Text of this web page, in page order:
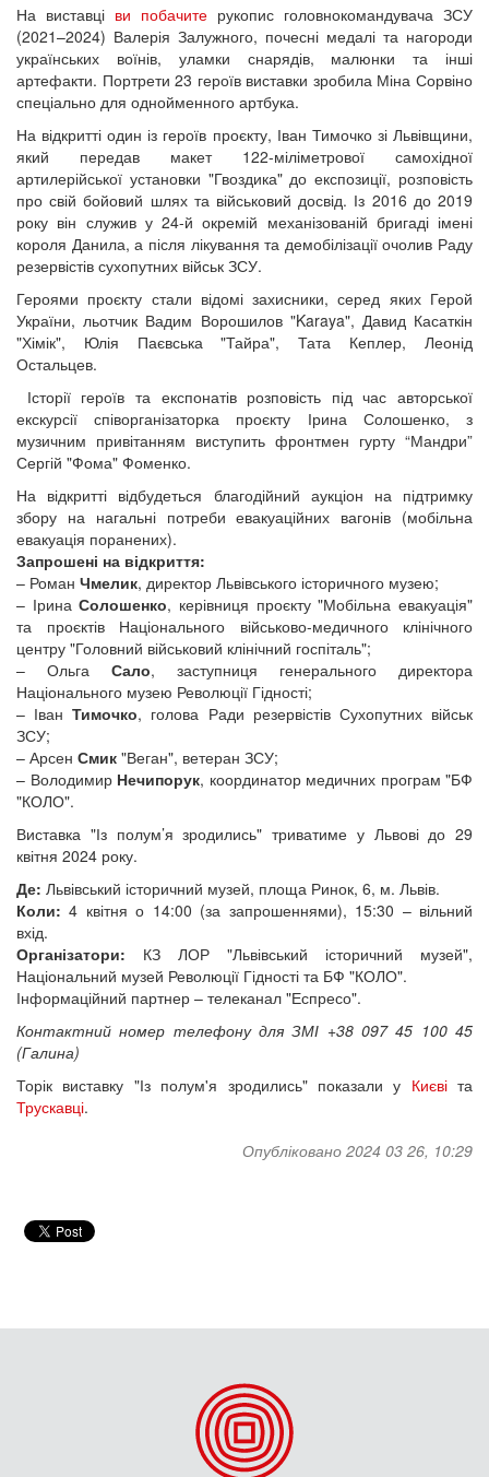
На виставці ви побачите рукопис головнокомандувача ЗСУ
(2021–2024) Валерія Залужного, почесні медалі та нагороди
українських воїнів, уламки снарядів, малюнки та інші
артефакти. Портрети 23 героїв виставки зробила Міна Сорвіно
спеціально для однойменного артбука.
На відкритті один із героїв проєкту, Іван Тимочко зі Львівщини,
який передав макет 122-міліметрової самохідної
артилерійської установки "Гвоздика" до експозиції, розповість
про свій бойовий шлях та військовий досвід. Із 2016 до 2019
року він служив у 24-й окремій механізованій бригаді імені
короля Данила, а після лікування та демобілізації очолив Раду
резервістів сухопутних військ ЗСУ.
Героями проєкту стали відомі захисники, серед яких Герой
України, льотчик Вадим Ворошилов "Karaya", Давид Касаткін
"Хімік", Юлія Паєвська "Тайра", Тата Кеплер, Леонід
Остальцев.
Історії героїв та експонатів розповість під час авторської
екскурсії співорганізаторка проєкту Ірина Солошенко, з
музичним привітанням виступить фронтмен гурту “Мандри”
Сергій "Фома" Фоменко.
На відкритті відбудеться благодійний аукціон на підтримку
збору на нагальні потреби евакуаційних вагонів (мобільна
евакуація поранених).
Запрошені на відкриття:
– Роман Чмелик, директор Львівського історичного музею;
– ІринаСолошенко, керівниця проєкту "Мобільна евакуація"
та проєктів Національного військово-медичного клінічного
центру "Головний військовий клінічний госпіталь";
– Ольга Сало, заступниця генерального директора
Національного музею Революції Гідності;
– ІванТимочко, голова Ради резервістів Сухопутних військ
ЗСУ;
– Арсен Смик "Веган", ветеран ЗСУ;
– Володимир Нечипорук, координатор медичних програм "БФ
"КОЛО".
Виставка "Із полум’я зродились" триватиме у Львові до 29
квітня 2024 року.
Де: Львівський історичний музей, площа Ринок, 6, м. Львів.
Коли: 4 квітня о 14:00 (за запрошеннями), 15:30 – вільний
вхід.
Організатори: КЗ ЛОР "Львівський історичний музей",
Національний музей Революції Гідності та БФ "КОЛО".
Інформаційний партнер – телеканал "Еспресо".
Контактний номер телефону для ЗМІ +38 097 45 100 45
(Галина)
Торік виставку "Із полум'я зродились" показали у Києвіта
Трускавці.
Опубліковано 2024 03 26, 10:29